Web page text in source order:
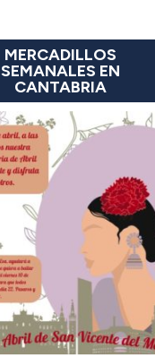
MERCADILLOS
SEMANALES EN
CANTABRIA